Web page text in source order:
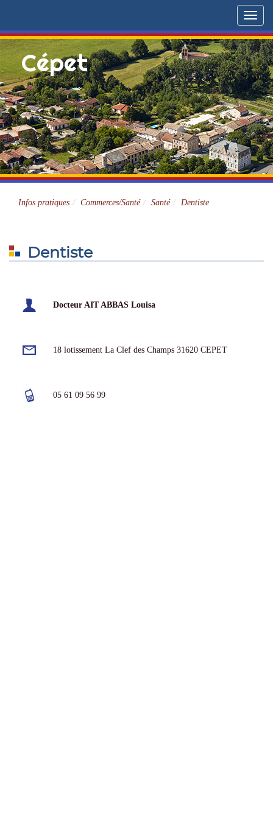
Menu
Cépet
Site officiel
Infos pratiques Commerces/Santé Santé Dentiste
Dentiste
Docteur AIT ABBAS Louisa
18 lotissement La Clef des Champs 31620 CEPET
05 61 09 56 99